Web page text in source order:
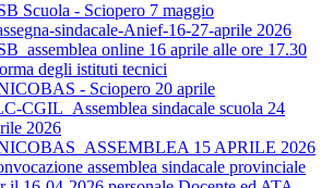
Scuola - Sciopero 7 maggio
sindacale-Anief-16-27-aprile 2026
online 16 aprile alle ore 17.30
degli istituti tecnici
- Sciopero 20 aprile
CGIL_Assemblea sindacale scuola 24
2026
15 APRILE 2026
assemblea sindacale provinciale